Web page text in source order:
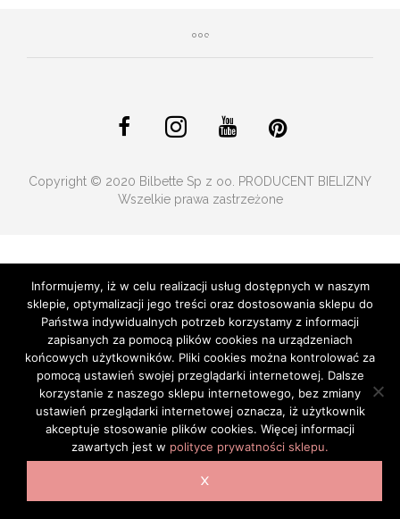
Copyright © 2020 Bilbette Sp z oo. PRODUCENT BIELIZNY
Wszelkie prawa zastrzeżone
Informujemy, iż w celu realizacji usług dostępnych w naszym
sklepie, optymalizacji jego treści oraz dostosowania sklepu do
Państwa indywidualnych potrzeb korzystamy z informacji
zapisanych za pomocą plików cookies na urządzeniach
końcowych użytkowników. Pliki cookies można kontrolować za
pomocą ustawień swojej przeglądarki internetowej. Dalsze
korzystanie z naszego sklepu internetowego, bez zmiany
ustawień przeglądarki internetowej oznacza, iż użytkownik
akceptuje stosowanie plików cookies. Więcej informacji
zawartych jest w polityce prywatności sklepu.
X